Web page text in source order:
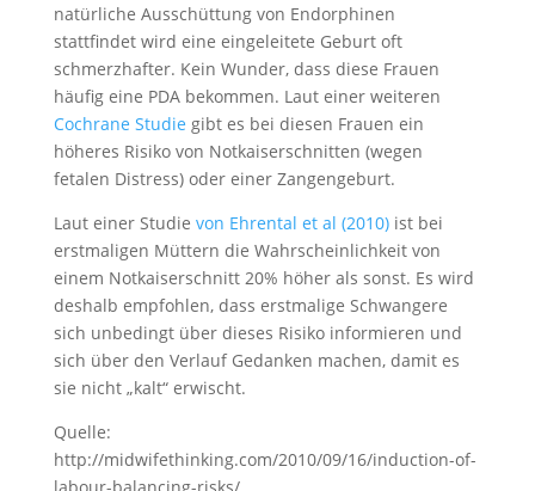
natürliche Ausschüttung von Endorphinen
stattfindet wird eine eingeleitete Geburt oft
schmerzhafter. Kein Wunder, dass diese Frauen
häufig eine PDA bekommen. Laut einer weiteren
Cochrane Studie gibt es bei diesen Frauen ein
höheres Risiko von Notkaiserschnitten (wegen
fetalen Distress) oder einer Zangengeburt.
Laut einer Studie von Ehrental et al (2010)ist bei
erstmaligen Müttern die Wahrscheinlichkeit von
einem Notkaiserschnitt 20% höher als sonst. Es wird
deshalb empfohlen, dass erstmalige Schwangere
sich unbedingt über dieses Risiko informieren und
sich über den Verlauf Gedanken machen, damit es
sie nicht „kalt“ erwischt.
Quelle:
http://midwifethinking.com/2010/09/16/induction-of-